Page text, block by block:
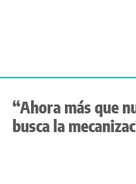
“Ahora más que
busca la